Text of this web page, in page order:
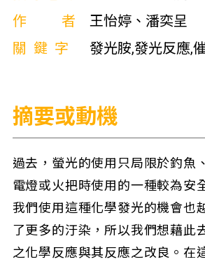
作者
王怡婷、潘奕呈
關鍵字
發光胺,發光反應,
摘要或動機
過去，螢光的使用只局限於釣魚
電燈或火把時使用的一種較為安
我們使用這種化學發光的機會也
了更多的汙染，所以我們想藉此
之化學反應與其反應之改良。在